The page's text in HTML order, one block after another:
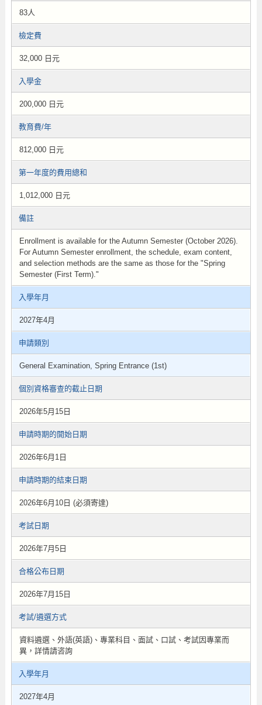
83人
檢定費
32,000 日元
入學金
200,000 日元
教育費/年
812,000 日元
第一年度的費用總和
1,012,000 日元
備註
Enrollment is available for the Autumn Semester (October 2026).
For Autumn Semester enrollment, the schedule, exam content,
and selection methods are the same as those for the "Spring
Semester (First Term)."
入學年月
2027年4月
申請類別
General Examination, Spring Entrance (1st)
個別資格審查的截止日期
2026年5月15日
申請時期的開始日期
2026年6月1日
申請時期的結束日期
2026年6月10日 (必須寄達)
考試日期
2026年7月5日
合格公布日期
2026年7月15日
考試/遴選方式
資料遴選、外語(英語)、專業科目、面試、口試、考試因專業而
異，詳情請咨詢
入學年月
2027年4月